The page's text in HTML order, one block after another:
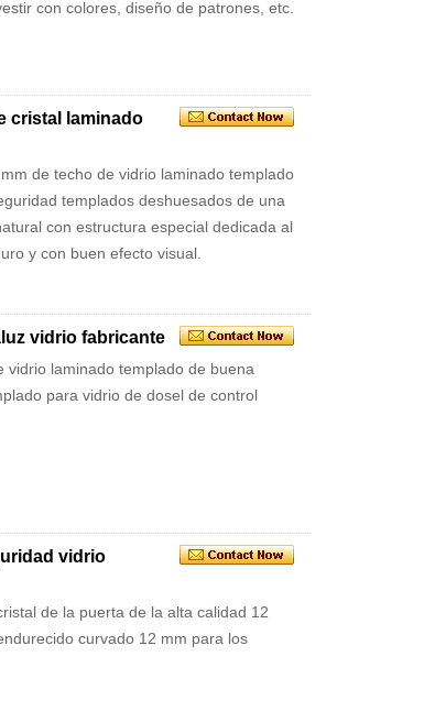
con colores, diseño de patrones, etc.
cristal laminado
de techo de vidrio laminado templado
templados deshuesados ​​de una
con estructura especial dedicada al
y con buen efecto visual.
vidrio fabricante
vidrio laminado templado de buena
para vidrio de dosel de control
vidrio
de la puerta de la alta calidad 12
curvado 12 mm para los